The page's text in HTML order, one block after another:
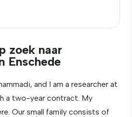
zoek naar
Enschede
and I am a researcher at
a two-year contract. My
Our small family consists of